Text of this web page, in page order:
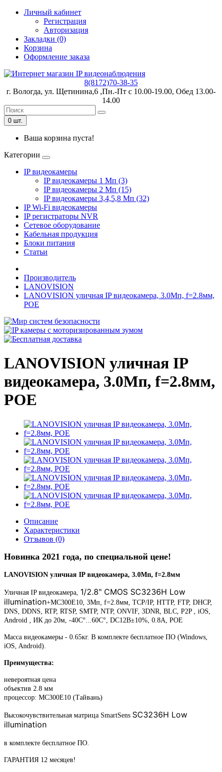
Личный кабинет
Регистрация
Авторизация
Закладки (0)
Корзина
Оформление заказа
8(8172)70-38-35
г. Вологда, ул. Щетинина,6 ,Пн.-Пт с 10.00-19.00, Обед 13.00-
14.00
0 шт.
Ваша корзина пуста!
Категории
IP видеокамеры
IP видеокамеры 1 Мп (3)
IP видеокамеры 2 Мп (15)
IP видеокамеры 3,4,5,8 Мп (32)
IP Wi-Fi видеокамеры
IP регистраторы NVR
Сетевое оборудование
Кабельная продукция
Блоки питания
Статьи
Производитель
LANOVISION
LANOVISION уличная IP видеокамера, 3.0Мп, f=2.8мм,
POE
LANOVISION уличная IP
видеокамера, 3.0Мп, f=2.8мм,
POE
Описание
Характеристики
Отзывов (0)
Новинка 2021 года, по специальной цене!
LANOVISION уличная IP видеокамера, 3.0Мп, f=2.8мм
Уличная IP видеокамера, 1/2.8" CMOS SC3236H Low
illumination+MC300E10, 3Мп, f=2.8мм, TCP/IP, HTTP, FTP, DHCP,
DNS, DDNS, RTP, RTSP, SMTP, NTP, ONVIF, 3DNR, BLC, P2P , iOS,
Android , ИК до 20м, -40C°...60C°, DC12В±10%, 0.8А, POE
Масса видеокамеры - 0.65кг. В комплекте бесплатное ПО (Windows,
iOS, Android).
Преимущества:
невероятная цена
объектив 2.8 мм
процессор: MC300E10 (Тайвань)
Высокочувствительная матрица SmartSens SC3236H Low
illumination
в комплекте бесплатное ПО.
ГАРАНТИЯ 12 месяцев!